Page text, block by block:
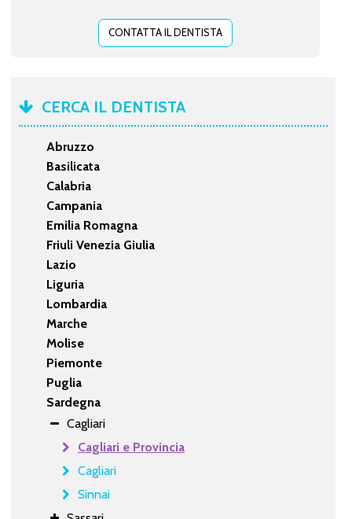
CONTATTA IL DENTISTA
CERCA IL DENTISTA
Abruzzo
Basilicata
Calabria
Campania
Emilia Romagna
Friuli Venezia Giulia
Lazio
Liguria
Lombardia
Marche
Molise
Piemonte
Puglia
Sardegna
Cagliari
Cagliari e Provincia
Cagliari
Sinnai